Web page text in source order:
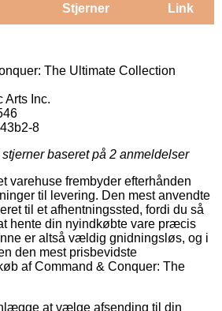
Stjerner Link
The Ultimate Collection
Arts Inc.
8
baseret på 2 anmeldelser
varehuse frembyder efterhånden
til levering. Den mest anvendte
til et afhentningssted, fordi du så
hente din nyindkøbte vare præcis
er altså vældig gnidningsløs, og i
den mest prisbevidste
af Command & Conquer: The
at vælge afsending til din